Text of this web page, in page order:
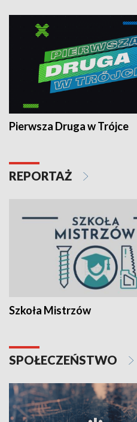
Pierwsza Druga w Trójce
REPORTAŻ
Szkoła Mistrzów
SPOŁECZEŃSTWO